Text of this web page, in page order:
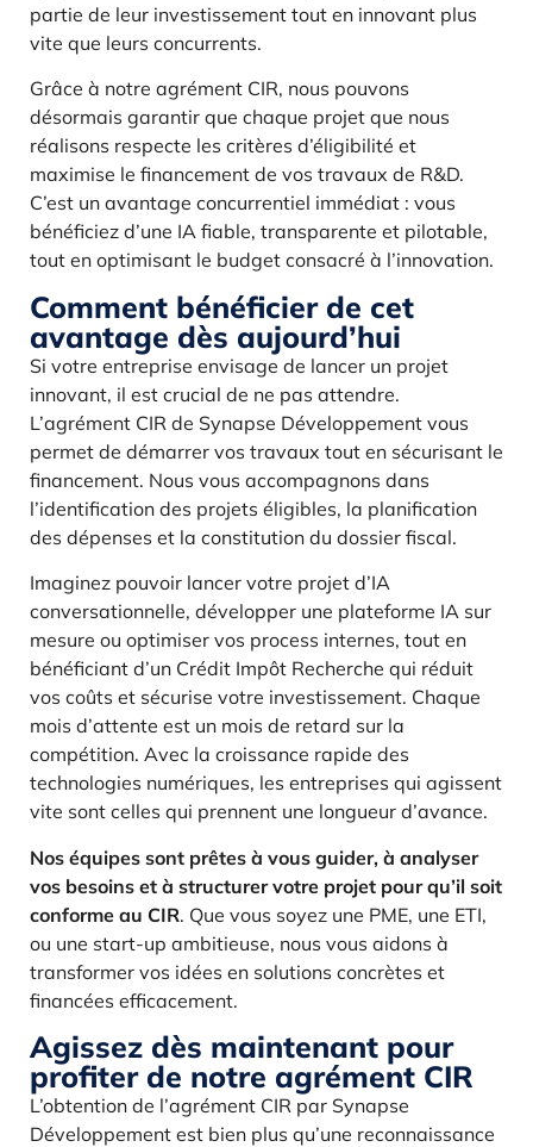
partie de leur investissement tout en innovant plus
vite que leurs concurrents.
Grâce à notre agrément CIR, nous pouvons
désormais garantir que chaque projet que nous
réalisons respecte les critères d’éligibilité et
maximise le financement de vos travaux de R&D.
C’est un avantage concurrentiel immédiat : vous
bénéficiez d’une IA fiable, transparente et pilotable,
tout en optimisant le budget consacré à l’innovation.
Comment bénéficier de cet
avantage dès aujourd’hui
Si votre entreprise envisage de lancer un projet
innovant, il est crucial de ne pas attendre.
L’agrément CIR de Synapse Développement vous
permet de démarrer vos travaux tout en sécurisant le
financement. Nous vous accompagnons dans
l’identification des projets éligibles, la planification
des dépenses et la constitution du dossier fiscal.
Imaginez pouvoir lancer votre projet d’IA
conversationnelle, développer une plateforme IA sur
mesure ou optimiser vos process internes, tout en
bénéficiant d’un Crédit Impôt Recherche qui réduit
vos coûts et sécurise votre investissement. Chaque
mois d’attente est un mois de retard sur la
compétition. Avec la croissance rapide des
technologies numériques, les entreprises qui agissent
vite sont celles qui prennent une longueur d’avance.
Nos équipes sont prêtes à vous guider, à analyser
vos besoins et à structurer votre projet pour qu’il soit
conforme au CIR. Que vous soyez une PME, une ETI,
ou une start-up ambitieuse, nous vous aidons à
transformer vos idées en solutions concrètes et
financées efficacement.
Agissez dès maintenant pour
profiter de notre agrément CIR
L’obtention de l’agrément CIR par Synapse
Développement est bien plus qu’une reconnaissance